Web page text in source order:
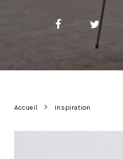
Accueil Inspiration